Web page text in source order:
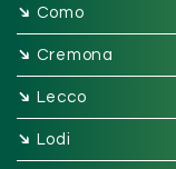
➔ Como
➔ Cremona
➔ Lecco
➔ Lodi